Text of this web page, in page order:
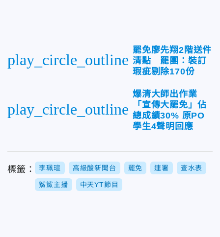
play_circle_outline
罷免廖先翔2階送件
清點 罷團：裝訂
瑕疵剔除170份
play_circle_outline
爆清大師出作業
「宣傳大罷免」佔
總成績30% 原PO
學生4聲明回應
標籤： 李珮瑄 高級酸新聞台 罷免 連署 查水表
鯊鯊主播 中天YT節目